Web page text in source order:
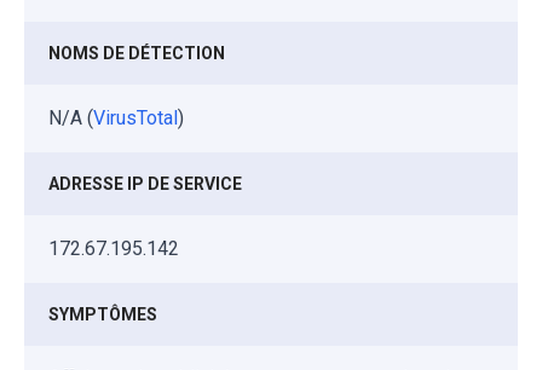
NOMS DE DÉTECTION
N/A (VirusTotal)
ADRESSE IP DE SERVICE
172.67.195.142
SYMPTÔMES